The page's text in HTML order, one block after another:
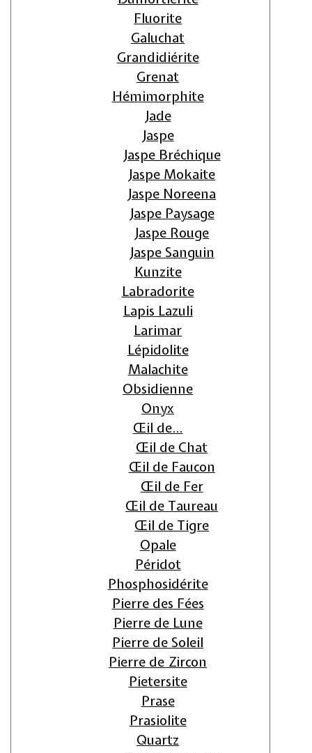
Fluorite
Galuchat
Grandidiérite
Grenat
Hémimorphite
Jade
Jaspe
Jaspe Bréchique
Jaspe Mokaite
Jaspe Noreena
Jaspe Paysage
Jaspe Rouge
Jaspe Sanguin
Kunzite
Labradorite
Lapis Lazuli
Larimar
Lépidolite
Malachite
Obsidienne
Onyx
Œil de…
Œil de Chat
Œil de Faucon
Œil de Fer
Œil de Taureau
Œil de Tigre
Opale
Péridot
Phosphosidérite
Pierre des Fées
Pierre de Lune
Pierre de Soleil
Pierre de Zircon
Pietersite
Prase
Prasiolite
Quartz